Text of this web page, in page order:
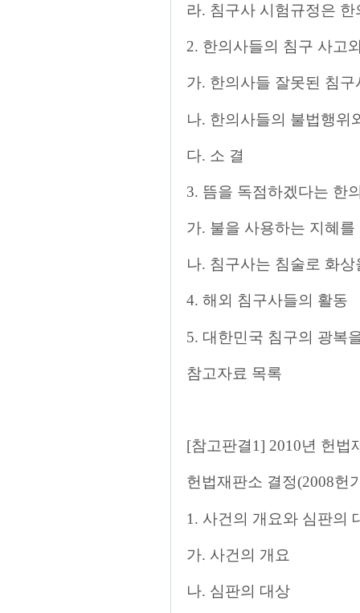
라. 침구사 시험규정은
2. 한의사들의 침구 사고
가. 한의사들 잘못된 침
나. 한의사들의 불법행위
다. 소 결
3. 뜸을 독점하겠다는 한
가. 불을 사용하는 지혜
나. 침구사는 침술로 화
4. 해외 침구사들의 활동
5. 대한민국 침구의 광복
참고자료 목록
[참고판결1] 2010년 헌법
헌법재판소 결정(2008헌
1. 사건의 개요와 심판의
가. 사건의 개요
나. 심판의 대상